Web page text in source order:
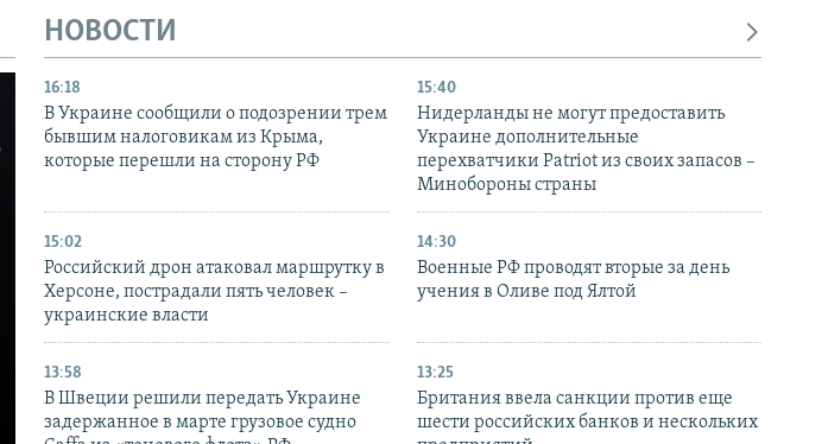
НОВОСТИ
16:18
В Украине сообщили о подозрении трем
бывшим налоговикам из Крыма,
которые перешли на сторону РФ
15:40
Нидерланды не могут предоставить
Украине дополнительные
перехватчики Patriot из своих запасов –
Минобороны страны
15:02
Российский дрон атаковал маршрутку в
Херсоне, пострадали пять человек –
украинские власти
14:30
Военные РФ проводят вторые за день
учения в Оливе под Ялтой
13:58
В Швеции решили передать Украине
задержанное в марте грузовое судно
13:25
Британия ввела санкции против еще
шести российских банков и нескольких